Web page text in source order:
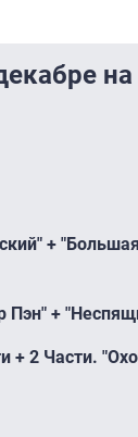
на
+
Пэн" +
+ 2 Части.